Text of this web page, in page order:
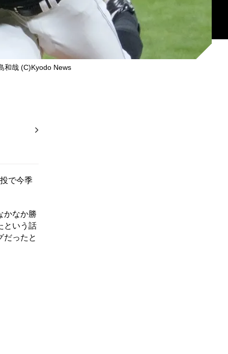
和哉 (C)Kyodo News
で今季
かなか勝
という話
だったと